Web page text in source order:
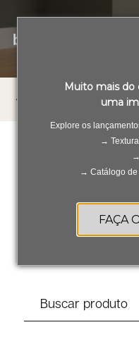
Muito mais do
uma
Explore os
→
→ Catálogo de
FAÇA
TODOS OS
Produtos >Rodape